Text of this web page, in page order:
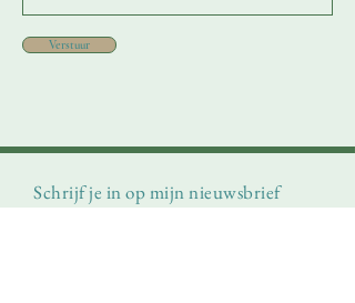
Verstuur
Schrijf je in op mijn nieuwsbrief